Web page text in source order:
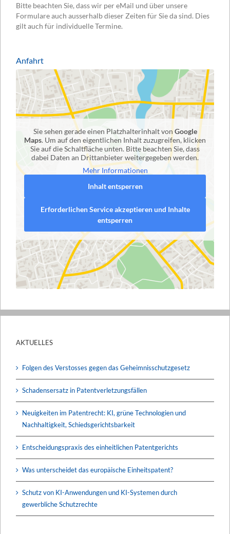
Bitte beachten Sie, dass wir per eMail und über unsere
Formulare auch ausserhalb dieser Zeiten für Sie da sind. Dies
gilt auch für individuelle Termine.
Anfahrt
Sie sehen gerade einen Platzhalterinhalt von Google
Maps. Um auf den eigentlichen Inhalt zuzugreifen, klicken
Sie auf die Schaltfläche unten. Bitte beachten Sie, dass
dabei Daten an Drittanbieter weitergegeben werden.
Mehr Informationen
Inhalt entsperren
Erforderlichen Service akzeptieren und Inhalte
entsperren
AKTUELLES
Folgen des Verstosses gegen das Geheimnisschutzgesetz
Schadensersatz in Patentverletzungsfällen
Neuigkeiten im Patentrecht: KI, grüne Technologien und
Nachhaltigkeit, Schiedsgerichtsbarkeit
Entscheidungspraxis des einheitlichen Patentgerichts
Was unterscheidet das europäische Einheitspatent?
Schutz von KI-Anwendungen und KI-Systemen durch
gewerbliche Schutzrechte